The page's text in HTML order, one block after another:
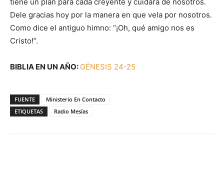
Dele gracias hoy por la manera en que vela por nosotros.
Como dice el antiguo himno: “¡Oh, qué amigo nos es
Cristo!”.
BIBLIA EN UN AÑO: GÉNESIS 24-25
FUENTE
Ministerio En Contacto
ETIQUETAS
Radio Mesías